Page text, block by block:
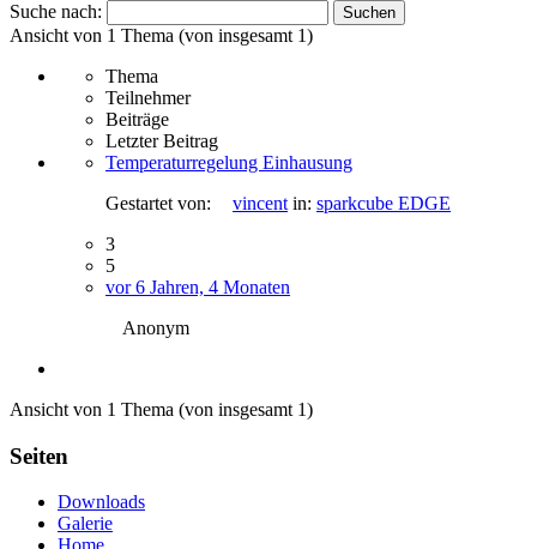
Suche nach:
Ansicht von 1 Thema (von insgesamt 1)
Thema
Teilnehmer
Beiträge
Letzter Beitrag
Temperaturregelung Einhausung
Gestartet von:
vincent in: sparkcube EDGE
3
5
vor 6 Jahren, 4 Monaten
Anonym
Ansicht von 1 Thema (von insgesamt 1)
Seiten
Downloads
Galerie